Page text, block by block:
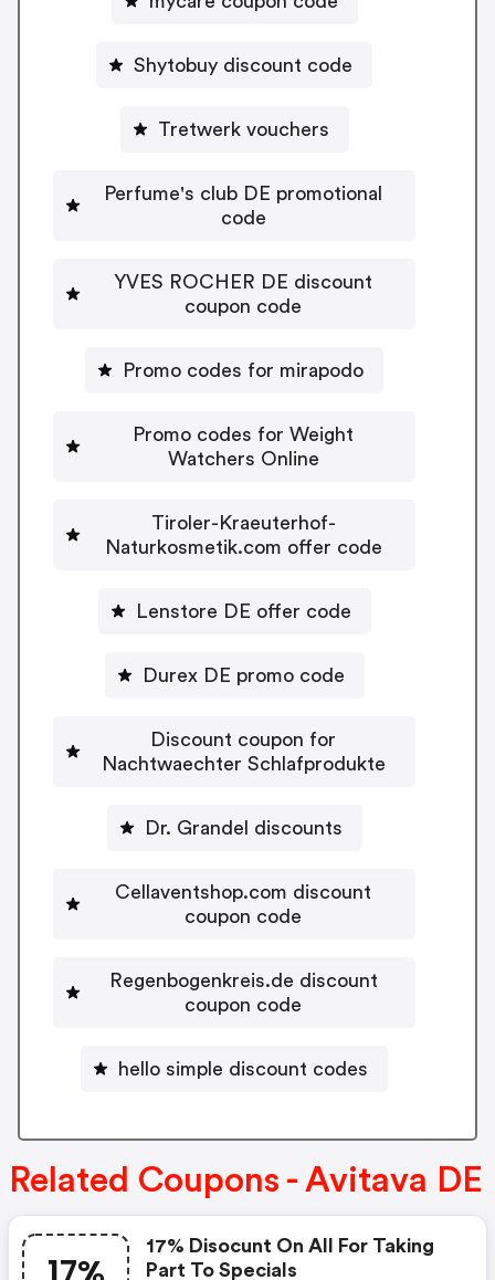
Shytobuy discount code
Tretwerk vouchers
Perfume's club DE promotional
code
YVES ROCHER DE discount
coupon code
Promo codes for mirapodo
Promo codes for Weight
Watchers Online
Tiroler-Kraeuterhof-
Naturkosmetik.com offer code
Lenstore DE offer code
Durex DE promo code
Discount coupon for
Nachtwaechter Schlafprodukte
Dr. Grandel discounts
Cellaventshop.com discount
coupon code
Regenbogenkreis.de discount
coupon code
hello simple discount codes
Related Coupons - Avitava DE
17% Disocunt On All For Taking
Part To Specials